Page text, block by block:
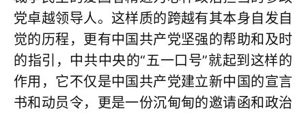
党卓越领导人。这样质的跨越有其本身自发自
觉的历程，更有中国共产党坚强的帮助和及时
的指引，中共中央的“五一口号”就起到这样的
作用，它不仅是中国共产党建立新中国的宣言
书和动员令，更是一份沉甸甸的邀请函和政治